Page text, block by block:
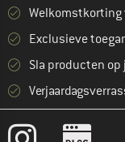
Exclusieve
Sla producten